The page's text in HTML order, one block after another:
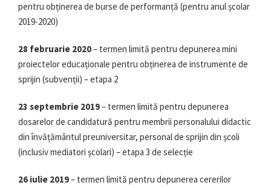
pentru obținerea de burse de performanță (pentru anul școlar
2019-2020)
28 februarie 2020– termen limită pentru depunerea mini
proiectelor educaționale pentru obținerea de instrumente de
sprijin (subvenții) – etapa 2
23 septembrie 2019– termen limită pentru depunerea
dosarelor de candidatură pentru membrii personalului didactic
din învățământul preuniversitar, personal de sprijin din școli
(inclusiv mediatori școlari) – etapa 3 de selecție
26 iulie 2019– termen limită pentru depunerea cererilor